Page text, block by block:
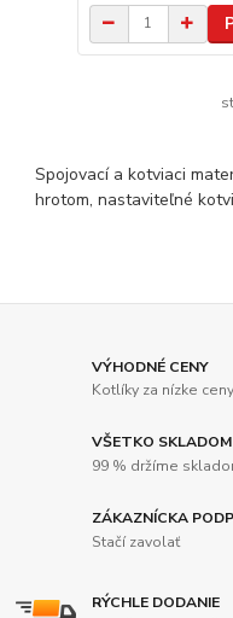
Spojovací a kotviaci
hrotom, nastaviteľné
VÝHODNÉ CENY
Kotlíky za nízke ceny
VŠETKO SKLADOM
99 % držíme
ZÁKAZNÍCKA
Stačí zavolať
RÝCHLE DODANIE